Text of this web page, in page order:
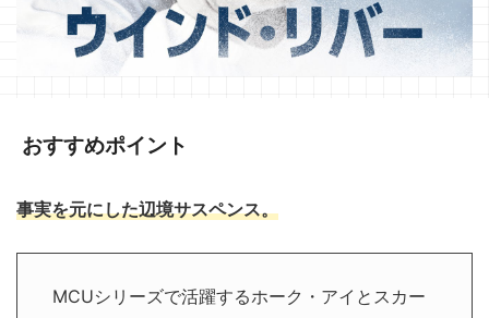
おすすめポイント
事実を元にした辺境サスペンス。
MCUシリーズで活躍するホーク・アイとスカー